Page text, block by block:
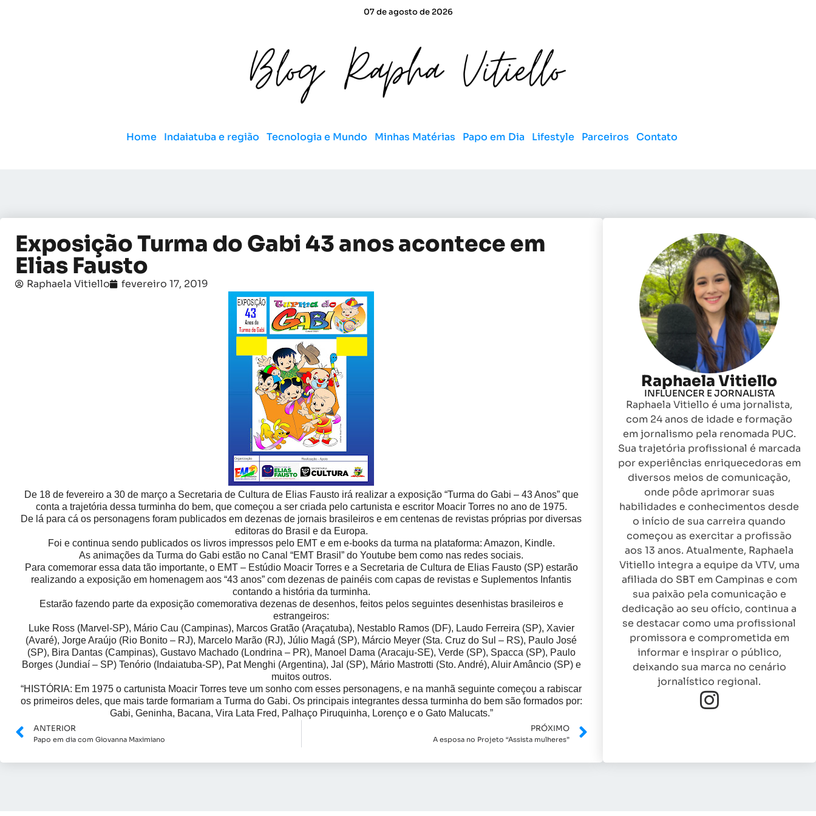
07 de agosto de 2026
Home Indaiatuba e região Tecnologia e Mundo Minhas Matérias Papo em Dia Lifestyle Parceiros Contato
Exposição Turma do Gabi 43 anos acontece em
Elias Fausto
Raphaela Vitiello fevereiro 17, 2019
De 18 de fevereiro a 30 de março a Secretaria de Cultura de Elias Fausto irá realizar a exposição “Turma do Gabi – 43 Anos” que
conta a trajetória dessa turminha do bem, que começou a ser criada pelo cartunista e escritor Moacir Torres no ano de 1975.
De lá para cá os personagens foram publicados em dezenas de jornais brasileiros e em centenas de revistas próprias por diversas
editoras do Brasil e da Europa.
Foi e continua sendo publicados os livros impressos pelo EMT e em e-books da turma na plataforma: Amazon, Kindle.
As animações da Turma do Gabi estão no Canal “EMT Brasil” do Youtube bem como nas redes sociais.
Para comemorar essa data tão importante, o EMT – Estúdio Moacir Torres e a Secretaria de Cultura de Elias Fausto (SP) estarão
realizando a exposição em homenagem aos “43 anos” com dezenas de painéis com capas de revistas e Suplementos Infantis
contando a história da turminha.
Estarão fazendo parte da exposição comemorativa dezenas de desenhos, feitos pelos seguintes desenhistas brasileiros e
estrangeiros:
Luke Ross (Marvel-SP), Mário Cau (Campinas), Marcos Gratão (Araçatuba), Nestablo Ramos (DF), Laudo Ferreira (SP), Xavier
(Avaré), Jorge Araújo (Rio Bonito – RJ), Marcelo Marão (RJ), Júlio Magá (SP), Márcio Meyer (Sta. Cruz do Sul – RS), Paulo José
(SP), Bira Dantas (Campinas), Gustavo Machado (Londrina – PR), Manoel Dama (Aracaju-SE), Verde (SP), Spacca (SP), Paulo
Borges (Jundiaí – SP) Tenório (Indaiatuba-SP), Pat Menghi (Argentina), Jal (SP), Mário Mastrotti (Sto. André), Aluir Amâncio (SP) e
muitos outros.
“HISTÓRIA: Em 1975 o cartunista Moacir Torres teve um sonho com esses personagens, e na manhã seguinte começou a rabiscar
os primeiros deles, que mais tarde formariam a Turma do Gabi. Os principais integrantes dessa turminha do bem são formados por:
Gabi, Geninha, Bacana, Vira Lata Fred, Palhaço Piruquinha, Lorenço e o Gato Malucats.”
ANTERIOR
Papo em dia com Giovanna Maximiano
PRÓXIMO
A esposa no Projeto “Assista mulheres”
Raphaela Vitiello
INFLUENCER E JORNALISTA
Raphaela Vitiello é uma jornalista,
com 24 anos de idade e formação
em jornalismo pela renomada PUC.
Sua trajetória profissional é marcada
por experiências enriquecedoras em
diversos meios de comunicação,
onde pôde aprimorar suas
habilidades e conhecimentos desde
o início de sua carreira quando
começou as exercitar a profissão
aos 13 anos. Atualmente, Raphaela
Vitiello integra a equipe da VTV, uma
afiliada do SBT em Campinas e com
sua paixão pela comunicação e
dedicação ao seu ofício, continua a
se destacar como uma profissional
promissora e comprometida em
informar e inspirar o público,
deixando sua marca no cenário
jornalístico regional.